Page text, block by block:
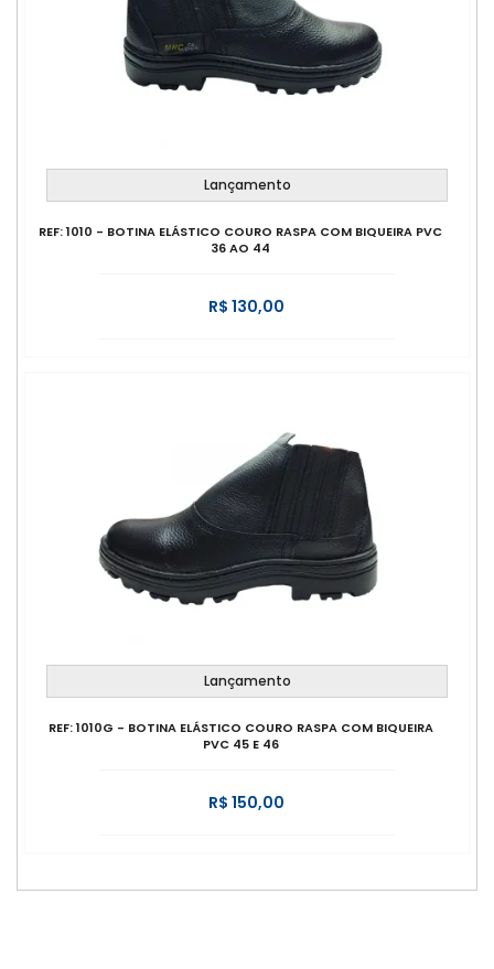
Lançamento
REF: 1010 - BOTINA ELÁSTICO COURO RASPA COM BIQUEIRA PVC
36 AO 44
R$ 130,00
Lançamento
REF: 1010G - BOTINA ELÁSTICO COURO RASPA COM BIQUEIRA
PVC 45 E 46
R$ 150,00